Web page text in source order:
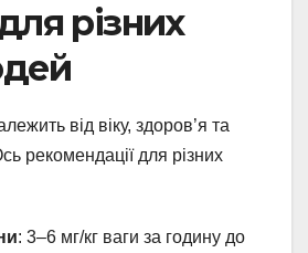
різних
від віку, здоров’я та
рекомендації для різних
: 3–6 мг/кг ваги за годину до